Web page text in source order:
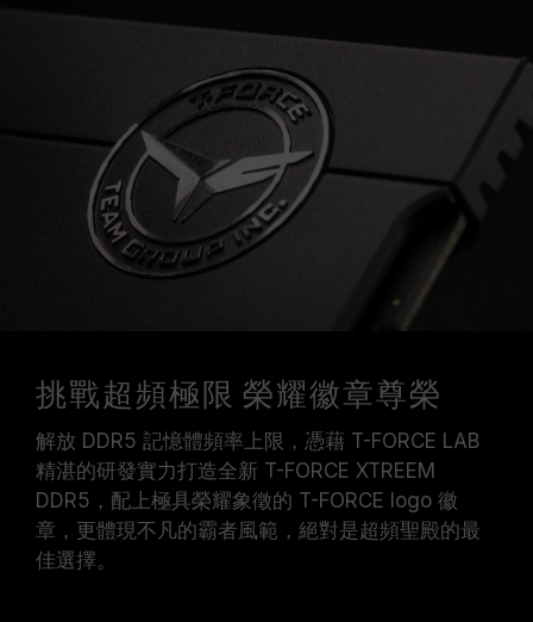
挑戰超頻極限 榮耀徽章尊榮
解放 DDR5 記憶體頻率上限，憑藉 T-FORCE LAB
精湛的研發實力打造全新 T-FORCE XTREEM
DDR5，配上極具榮耀象徵的 T-FORCE logo 徽
章，更體現不凡的霸者風範，絕對是超頻聖殿的最
佳選擇。